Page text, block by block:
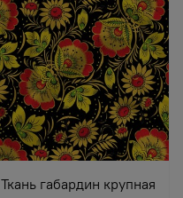
Ткань габардин крупная